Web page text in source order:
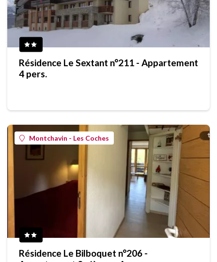
Résidence Le Sextant n°211 - Appartement
4 pers.
Montchavin - Les Coches
Résidence Le Bilboquet n°206 -